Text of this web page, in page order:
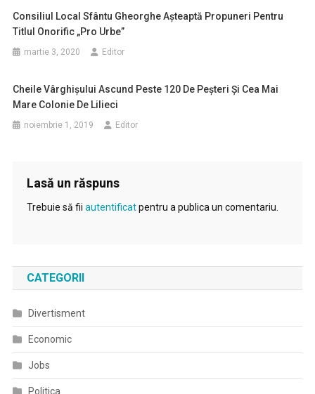
Consiliul Local Sfântu Gheorghe Aşteaptă Propuneri Pentru
Titlul Onorific „Pro Urbe”
martie 3, 2020 Editor
Cheile Vârghișului Ascund Peste 120 De Peșteri Și Cea Mai
Mare Colonie De Lilieci
noiembrie 1, 2019 Editor
Lasă un răspuns
Trebuie să fii autentificatpentru a publica un comentariu.
CATEGORII
Divertisment
Economic
Jobs
Politica